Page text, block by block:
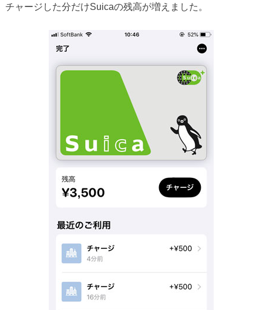
チャージした分だけSuicaの残高が増えました。